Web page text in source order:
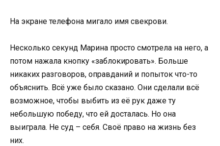
На экране телефона мигало имя свекрови.
Несколько секунд Марина просто смотрела на него, а
потом нажала кнопку «заблокировать». Больше
никаких разговоров, оправданий и попыток что-то
объяснить. Всё уже было сказано. Они сделали всё
возможное, чтобы выбить из её рук даже ту
небольшую победу, что ей досталась. Но она
выиграла. Не суд – себя. Своё право на жизнь без
них.